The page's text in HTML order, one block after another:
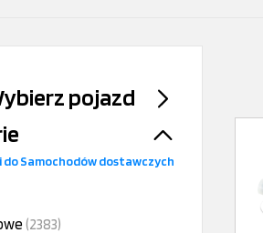
pojazd
do Samochodów dostawczych
(2383)